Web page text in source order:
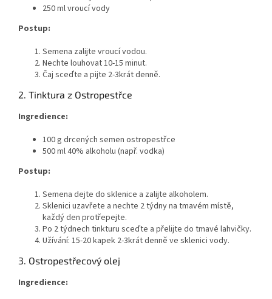
250 ml vroucí vody
Postup:
Semena zalijte vroucí vodou.
Nechte louhovat 10-15 minut.
Čaj sceďte a pijte 2-3krát denně.
2. Tinktura z Ostropestřce
Ingredience:
100 g drcených semen ostropestřce
500 ml 40% alkoholu (např. vodka)
Postup:
Semena dejte do sklenice a zalijte alkoholem.
Sklenici uzavřete a nechte 2 týdny na tmavém místě,
každý den protřepejte.
Po 2 týdnech tinkturu sceďte a přelijte do tmavé lahvičky.
Užívání: 15-20 kapek 2-3krát denně ve sklenici vody.
3. Ostropestřecový olej
Ingredience: